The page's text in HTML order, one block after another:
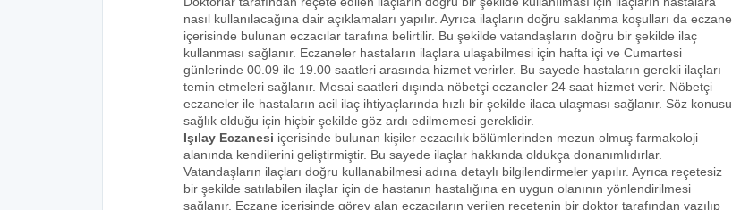
nasıl kullanılacağına dair açıklamaları yapılır. Ayrıca ilaçların doğru saklanma koşulları da eczane
içerisinde bulunan eczacılar tarafına belirtilir. Bu şekilde vatandaşların doğru bir şekilde ilaç
kullanması sağlanır. Eczaneler hastaların ilaçlara ulaşabilmesi için hafta içi ve Cumartesi
günlerinde 00.09 ile 19.00 saatleri arasında hizmet verirler. Bu sayede hastaların gerekli ilaçları
temin etmeleri sağlanır. Mesai saatleri dışında nöbetçi eczaneler 24 saat hizmet verir. Nöbetçi
eczaneler ile hastaların acil ilaç ihtiyaçlarında hızlı bir şekilde ilaca ulaşması sağlanır. Söz konusu
sağlık olduğu için hiçbir şekilde göz ardı edilmemesi gereklidir.
Işılay Eczanesi içerisinde bulunan kişiler eczacılık bölümlerinden mezun olmuş farmakoloji
alanında kendilerini geliştirmiştir. Bu sayede ilaçlar hakkında oldukça donanımlıdırlar.
Vatandaşların ilaçları doğru kullanabilmesi adına detaylı bilgilendirmeler yapılır. Ayrıca reçetesiz
bir şekilde satılabilen ilaçlar için de hastanın hastalığına en uygun olanının yönlendirilmesi
sağlanır. Eczane içerisinde görev alan eczacıların verilen reçetenin bir doktor tarafından yazılıp